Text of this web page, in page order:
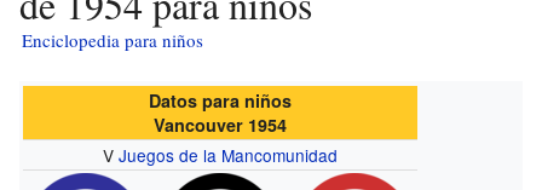
Enciclopedia para niños
Datos para niños
Vancouver 1954
VJuegos de la Mancomunidad